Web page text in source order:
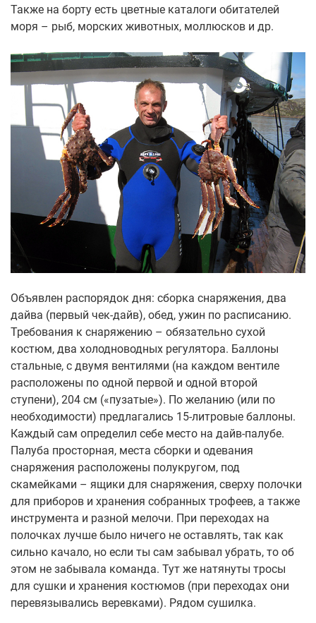
Также на борту есть цветные каталоги обитателей
моря – рыб, морских животных, моллюсков и др.
Объявлен распорядок дня: сборка снаряжения, два
дайва (первый чек-дайв), обед, ужин по расписанию.
Требования к снаряжению – обязательно сухой
костюм, два холодноводных регулятора. Баллоны
стальные, с двумя вентилями (на каждом вентиле
расположены по одной первой и одной второй
ступени), 204 см («пузатые»). По желанию (или по
необходимости) предлагались 15-литровые баллоны.
Каждый сам определил себе место на дайв-палубе.
Палуба просторная, места сборки и одевания
снаряжения расположены полукругом, под
скамейками – ящики для снаряжения, сверху полочки
для приборов и хранения собранных трофеев, а также
инструмента и разной мелочи. При переходах на
полочках лучше было ничего не оставлять, так как
сильно качало, но если ты сам забывал убрать, то об
этом не забывала команда. Тут же натянуты тросы
для сушки и хранения костюмов (при переходах они
перевязывались веревками). Рядом сушилка.